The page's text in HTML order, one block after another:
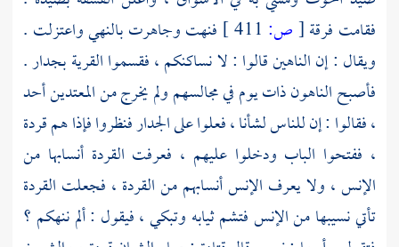
فقامت فرقة[ص:
فنهت وجاهرت بالنهي واعتزلت .
ويقال : إن الناهين قالوا : لا نساكنكم ، فقسموا القرية بجدار .
فأصبح الناهون ذات يوم في مجالسهم ولم يخرج من المعتدين أحد
، فقالوا : إن للناس لشأنا ، فعلوا على الجدار فنظروا فإذا هم قردة
، ففتحوا الباب ودخلوا عليهم ، فعرفت القردة أنسابها من
الإنس ، ولا يعرف الإنس أنسابهم من القردة ، فجعلت القردة
تأتي نسيبها من الإنس فتشم ثيابه وتبكي ، فيقول : ألم ننهكم ؟